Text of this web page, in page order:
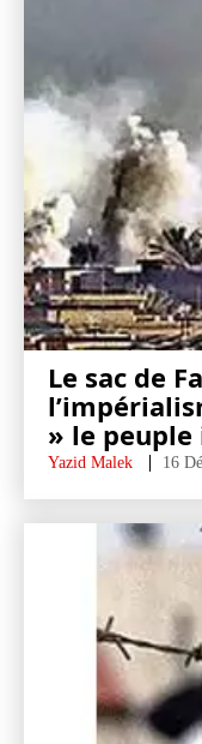
Le sac de
» le
Yazid Malek 16